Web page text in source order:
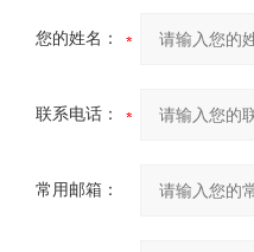
您的姓名：
联系电话：
常用邮箱：